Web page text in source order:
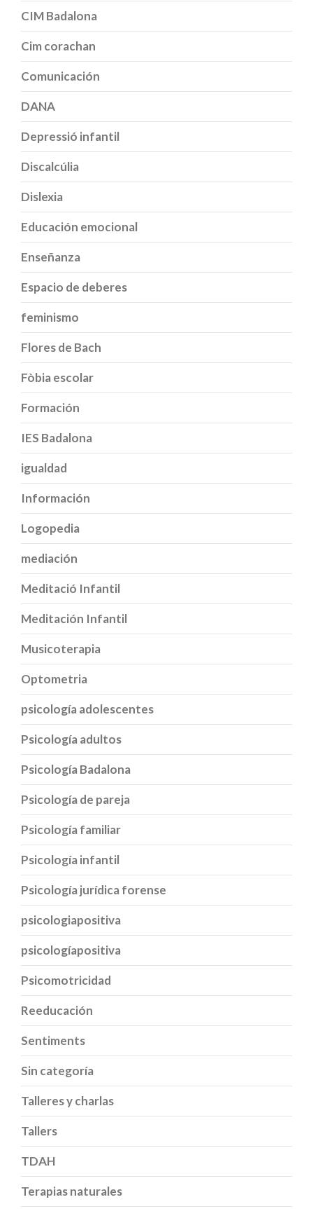
CIM Badalona
Cim corachan
Comunicación
DANA
Depressió infantil
Discalcúlia
Dislexia
Educación emocional
Enseñanza
Espacio de deberes
feminismo
Flores de Bach
Fòbia escolar
Formación
IES Badalona
igualdad
Información
Logopedia
mediación
Meditació Infantil
Meditación Infantil
Musicoterapia
Optometria
psicología adolescentes
Psicología adultos
Psicología Badalona
Psicología de pareja
Psicología familiar
Psicología infantil
Psicología jurídica forense
psicologiapositiva
psicologíapositiva
Psicomotricidad
Reeducación
Sentiments
Sin categoría
Talleres y charlas
Tallers
TDAH
Terapias naturales